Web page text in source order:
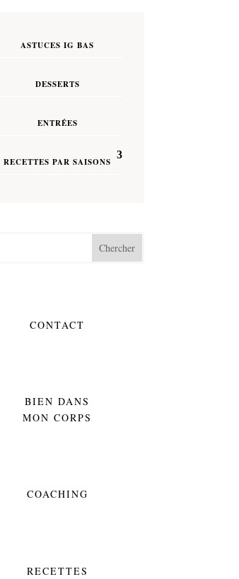
ASTUCES IG BAS
DESSERTS
ENTRÉES
RECETTES PAR SAISONS
CONTACT
BIEN DANS
MON CORPS
COACHING
RECETTES